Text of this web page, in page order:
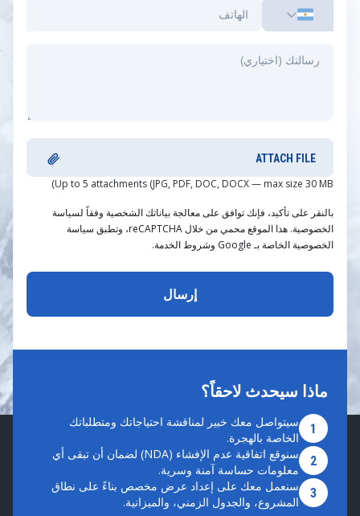
ماذا سيحدث لاحقاً؟
1
سيتواصل معك خبير لمناقشة احتياجاتك ومتطلباتك
الخاصة بالهجرة.
2
سنوقع اتفاقية عدم الإفشاء (NDA) لضمان أن تبقى أي
معلومات حساسة آمنة وسرية.
3
سنعمل معك على إعداد عرض مخصص بناءً على نطاق
المشروع، والجدول الزمني، والميزانية.
ATTACH FILE
Up to 5 attachments (JPG, PDF, DOC, DOCX — max size 30 MB)
بالنقر على تأكيد، فإنك توافق على معالجة بياناتك الشخصية وفقاً لسياسة
الخصوصية. هذا الموقع محمي من خلال reCAPTCHA، وتطبق سياسة
الخصوصية الخاصة بـ Google وشروط الخدمة.